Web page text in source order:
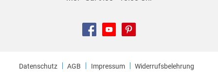
Datenschutz AGB Impressum
Widerrufsbelehrung